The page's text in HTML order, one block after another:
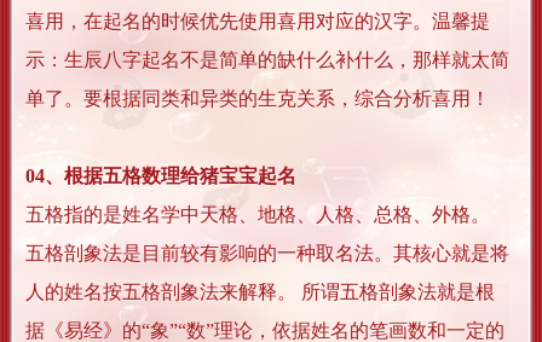
喜用，在起名的时候优先使用喜用对应的汉字。温馨提
示：生辰八字起名不是简单的缺什么补什么，那样就太简
单了。要根据同类和异类的生克关系，综合分析喜用！
04、根据五格数理给猪宝宝起名
五格指的是姓名学中天格、地格、人格、总格、外格。
五格剖象法是目前较有影响的一种取名法。其核心就是将
人的姓名按五格剖象法来解释。 所谓五格剖象法就是根
据《易经》的“象”“数”理论，依据姓名的笔画数和一定的